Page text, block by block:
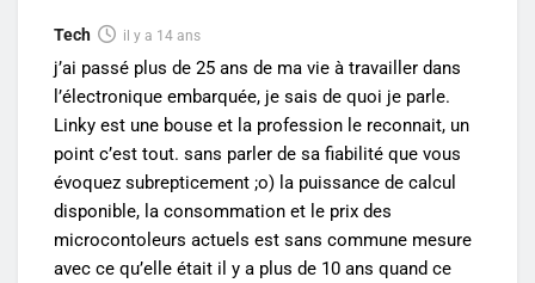
Tech il y a 14 ans
j’ai passé plus de 25 ans de ma vie à travailler dans
l’électronique embarquée, je sais de quoi je parle.
Linky est une bouse et la profession le reconnait, un
point c’est tout. sans parler de sa fiabilité que vous
évoquez subrepticement ;o) la puissance de calcul
disponible, la consommation et le prix des
microcontoleurs actuels est sans commune mesure
avec ce qu’elle était il y a plus de 10 ans quand ce